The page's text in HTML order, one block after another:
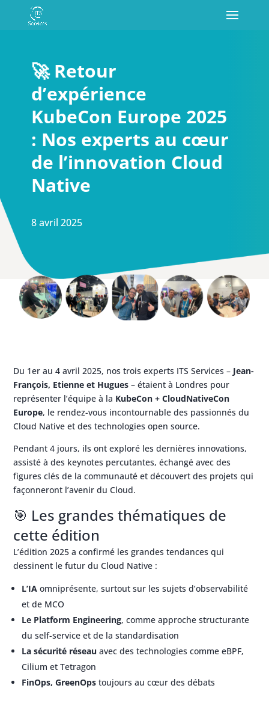
🚀 Retour
d’expérience
KubeCon Europe 2025
: Nos experts au cœur
de l’innovation Cloud
Native
8 avril 2025
Du 1er au 4 avril 2025, nos trois experts ITS Services – Jean-
François, Etienne et Hugues – étaient à Londres pour
représenter l’équipe à la KubeCon + CloudNativeCon
Europe, le rendez-vous incontournable des passionnés du
Cloud Native et des technologies open source.
Pendant 4 jours, ils ont exploré les dernières innovations,
assisté à des keynotes percutantes, échangé avec des
figures clés de la communauté et découvert des projets qui
façonneront l’avenir du Cloud.
🎯 Les grandes thématiques de
cette édition
L’édition 2025 a confirmé les grandes tendances qui
dessinent le futur du Cloud Native :
L’IA omniprésente, surtout sur les sujets d’observabilité
et de MCO
Le Platform Engineering, comme approche structurante
du self-service et de la standardisation
La sécurité réseau avec des technologies comme eBPF,
Cilium et Tetragon
FinOps, GreenOps toujours au cœur des débats